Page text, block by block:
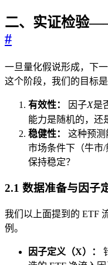
二、实证检验
#
一旦量化假说形成，下
这个阶段，我们的目标
有效性： 因子X
X是
能力是随机的，还
稳健性：
这种预测
市场条件下（牛市
保持稳定？
2.1 数据准备与因子
我们以上面提到的 ETF
例。
因子定义（X）：